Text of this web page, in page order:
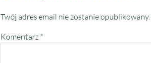
Twój adres email nie zostanie opublikowany.
Komentarz *